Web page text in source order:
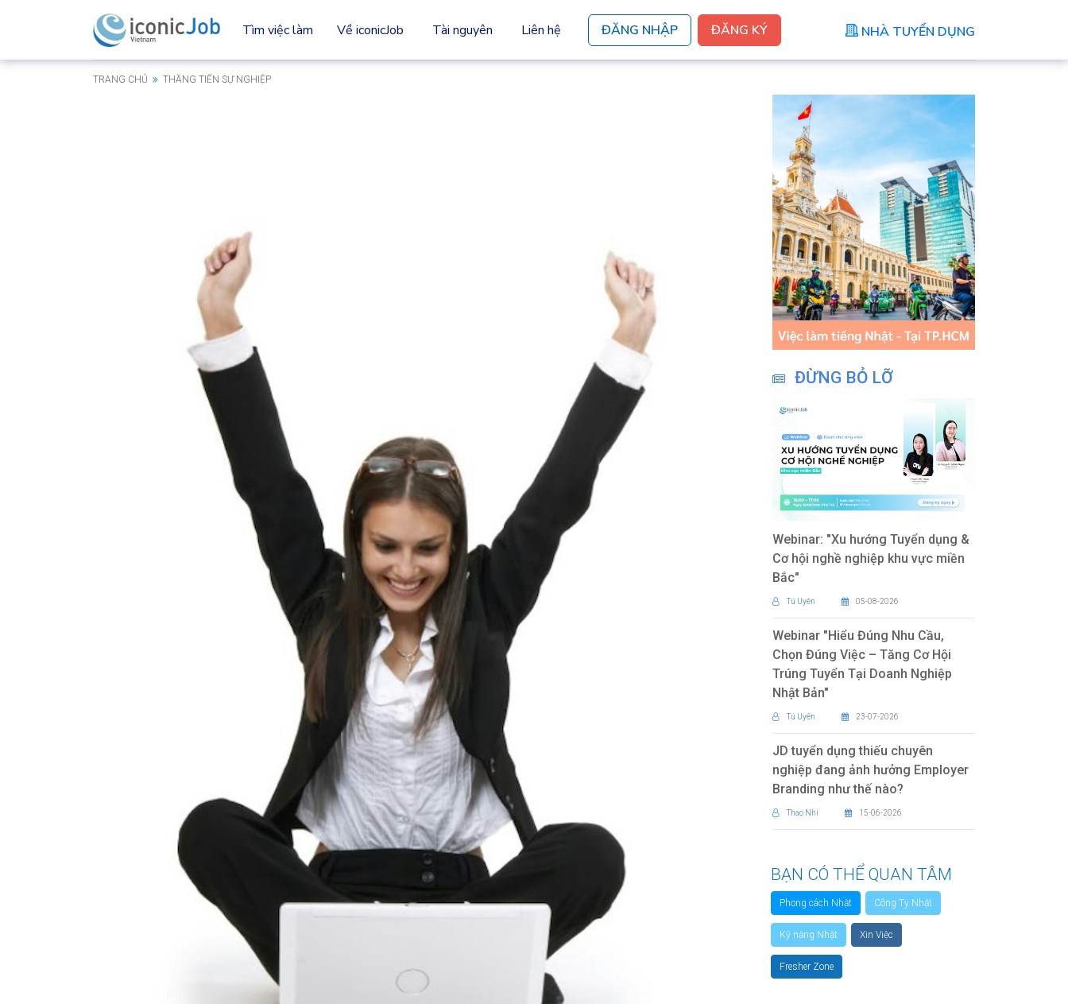
ĐĂNG NHẬP ĐĂNG KÝ NHÀ TUYỂN DỤNG
Tìm việc làm Về iconicJob Tài nguyên Liên hệ
TRANG CHỦ THĂNG TIẾN SỰ NGHIỆP
ĐỪNG BỎ LỠ
Webinar: "Xu hướng Tuyển dụng &
Cơ hội nghề nghiệp khu vực miền
Bắc"
Tú Uyên 05-08-2026
Webinar "Hiểu Đúng Nhu Cầu,
Chọn Đúng Việc – Tăng Cơ Hội
Trúng Tuyển Tại Doanh Nghiệp
Nhật Bản"
Tú Uyên 23-07-2026
JD tuyển dụng thiếu chuyên
nghiệp đang ảnh hưởng Employer
Branding như thế nào?
Thao Nhi 15-06-2026
BẠN CÓ THỂ QUAN TÂM
Phong cách Nhật Công Ty Nhật
Kỹ năng Nhật Xin Việc
Fresher Zone